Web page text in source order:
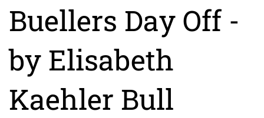
Buellers Day Off -
by Elisabeth
Kaehler Bull